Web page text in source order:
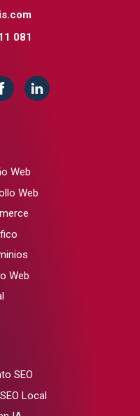
081
Web
Web
Web
SEO
Local